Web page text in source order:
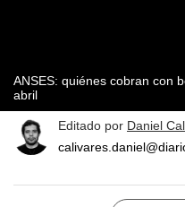
ANSES: quiénes cobran con
abril
Editado por Daniel